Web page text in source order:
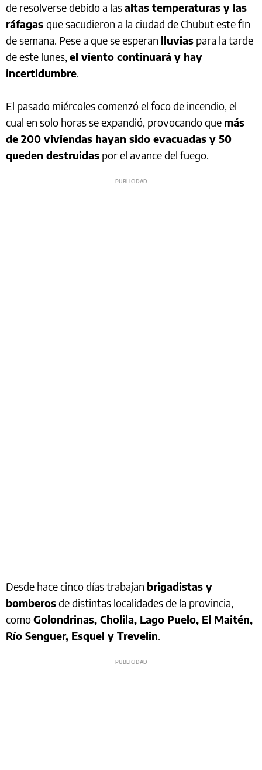
de resolverse debido a lasaltas temperaturas y las
ráfagas que sacudieron a la ciudad de Chubut este fin
de semana. Pese a que se esperan lluvias para la tarde
de este lunes, el viento continuará y hay
incertidumbre.
El pasado miércoles comenzó el foco de incendio, el
cual en solo horas se expandió, provocando que más
de 200 viviendas hayan sido evacuadas y 50
queden destruidas por el avance del fuego.
Desde hace cinco días trabajan brigadistas y
bomberosde distintas localidades de la provincia,
comoGolondrinas, Cholila, Lago Puelo, El Maitén,
Río Senguer, Esquel y Trevelin.